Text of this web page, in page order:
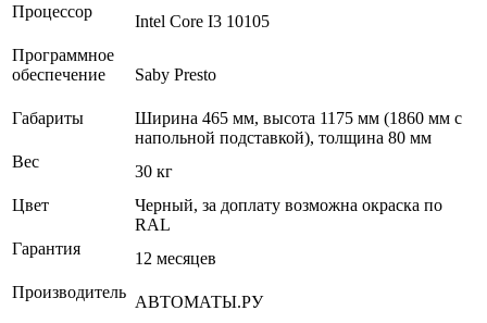
Процессор
Intel Core I3 10105
Программное
обеспечение
Saby Presto
Габариты
Ширина 465 мм, высота 1175 мм (1860 мм с
напольной подставкой), толщина 80 мм
Вес
30 кг
Цвет
Черный, за доплату возможна окраска по
RAL
Гарантия
12 месяцев
Производитель
АВТОМАТЫ.РУ